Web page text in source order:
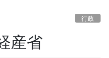
行政
産省